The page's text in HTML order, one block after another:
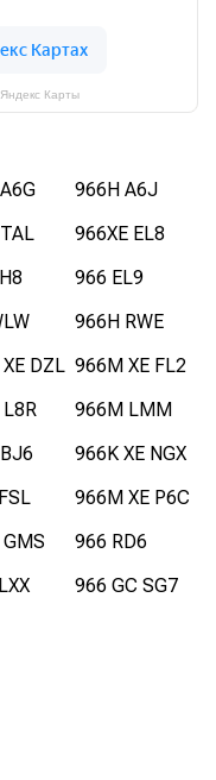
Карты
966H A6J
966XE EL8
966 EL9
966H RWE
DZL 966M XE FL2
966M LMM
966K XE NGX
966M XE P6C
966 RD6
966 GC SG7